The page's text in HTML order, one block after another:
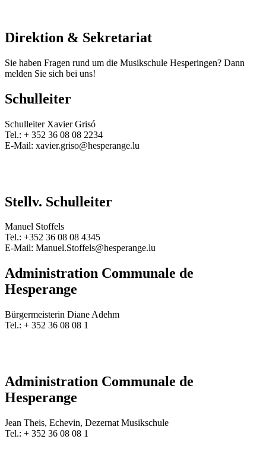
Direktion & Sekretariat
Sie haben Fragen rund um die Musikschule Hesperingen? Dann
melden Sie sich bei uns!
Schulleiter
Schulleiter Xavier Grisó
Tel.: + 352 36 08 08 2234
E-Mail: xavier.griso@hesperange.lu
Stellv. Schulleiter
Manuel Stoffels
Tel.: +352 36 08 08 4345
E-Mail: Manuel.Stoffels@hesperange.lu
Administration Communale de
Hesperange
Bürgermeisterin Diane Adehm
Tel.: + 352 36 08 08 1
Administration Communale de
Hesperange
Jean Theis, Echevin, Dezernat Musikschule
Tel.: + 352 36 08 08 1